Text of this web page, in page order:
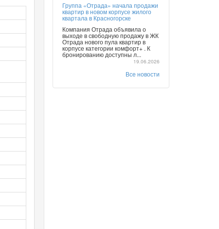
Группа «Отрада» начала продажи
квартир в новом корпусе жилого
квартала в Красногорске
Компания Отрада объявила о
выходе в свободную продажу в ЖК
Отрада нового пула квартир в
корпусе категории комфорт+ . К
бронированию доступны л...
19.06.2026
Все новости